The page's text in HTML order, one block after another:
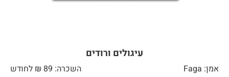
עיגולים ורודים
אמן: Faga
השכרה: 89 ₪ לחודש